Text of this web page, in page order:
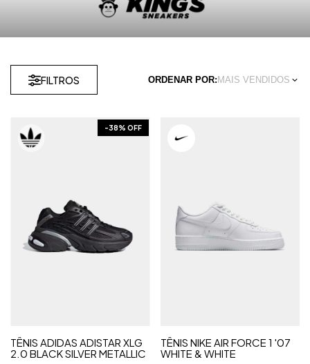
FILTROS ORDENAR POR: MAIS VENDIDOS
-38% OFF
TÊNIS ADIDAS ADISTAR XLG
2.0 BLACK SILVER METALLIC
TÊNIS NIKE AIR FORCE 1 '07
WHITE & WHITE